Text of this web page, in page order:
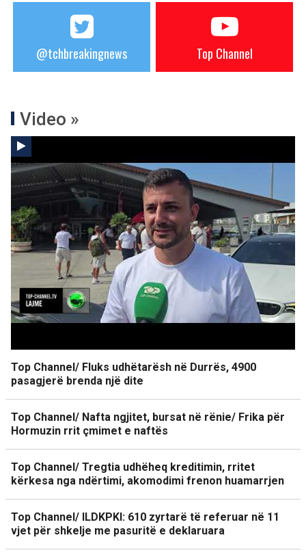
@tchbreakingnews Top Channel
Video »
Top Channel/ Fluks udhëtarësh në Durrës, 4900
pasagjerë brenda një dite
Top Channel/ Nafta ngjitet, bursat në rënie/ Frika për
Hormuzin rrit çmimet e naftës
Top Channel/ Tregtia udhëheq kreditimin, rritet
kërkesa nga ndërtimi, akomodimi frenon huamarrjen
Top Channel/ ILDKPKI: 610 zyrtarë të referuar në 11
vjet për shkelje me pasuritë e deklaruara